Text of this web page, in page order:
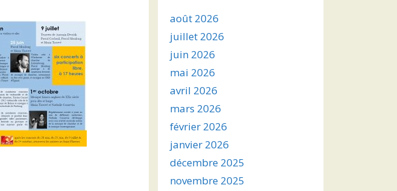
août 2026
juillet 2026
juin 2026
mai 2026
avril 2026
mars 2026
février 2026
janvier 2026
décembre 2025
novembre 2025